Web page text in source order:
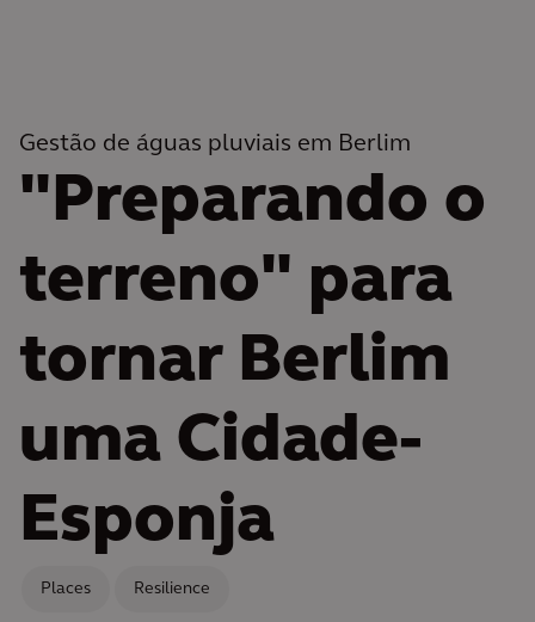
Gestão de águas pluviais em Berlim
"Preparando o
terreno" para
tornar Berlim
uma Cidade-
Esponja
Places Resilience